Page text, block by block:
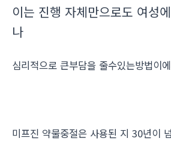
이는 진행 자체만으로도 여성
나
심리적으로 큰부담을 줄수있는방법이
미프진 약물중절은 사용된 지 30년이